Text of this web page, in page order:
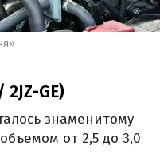
GE)
знаменитому
от 2,5 до 3,0